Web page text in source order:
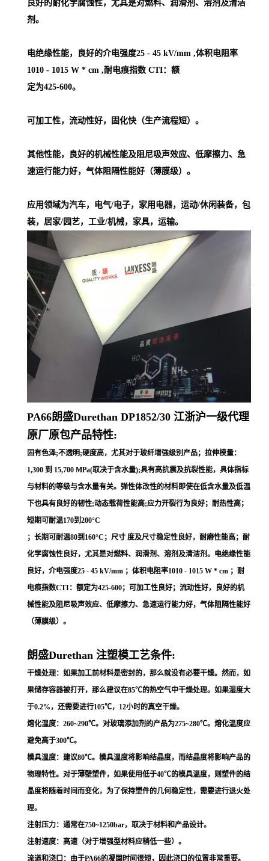
良好的耐化学腐蚀性，尤其是对燃料、润滑剂、溶剂及清洁
剂。
电绝缘性能，良好的介电强度25 - 45 kV/mm ,体积电阻率
1010 - 1015 W * cm ,耐电痕指数 CTI：额
定为425-600。
可加工性，流动性好，固化快（生产流程短）。
其他性能，良好的机械性能及阻尼吸声效应、低摩擦力、急
速运行能力好，气体阻隔性能好（薄膜级）。
应用领域为汽车，电气/电子，家用电器，运动/休闲装备，包
装，居家/园艺，工业/机械，家具，运输。
PA66朗盛Durethan DP1852/30 江浙沪一级代理
原厂原包产品特性:
固有色泽;不透明;硬度高，尤其对于玻纤增強级别产品；拉伸模量：
1,300 到 15,700 MPa(取决于含水量);具有高抗震及抗裂性能，具体指标
与材料的等级与含水量有关。弹性体改性的材料即使在低含水量及低温
下也具有良好的韧性;动态载荷性能高;应力开裂行为良好；耐热性高；
短期可耐温170到200°C
；长期可耐温80到160°C；尺寸 度及尺寸稳定性良好，耐磨性能高；耐
化学腐蚀性良好，尤其是对燃料、润滑剂、溶剂及清洁剂。电绝缘性能
良好，介电强度25 - 45 kV/mm ；体积电阻率1010 - 1015 W * cm ；耐
电痕指数CTI：额定为425-600；可加工性良好；流动性好，良好的机
械性能及阻尼吸声效应、低摩擦力、急速运行能力好，气体阻隔性能好
（薄膜级）。
朗盛Durethan 注塑模工艺条件:
干燥处理：如果加工前材料是密封的，那么就没有必要干燥。然而，如
果储存容器被打开，那么建议在85℃的热空气中干燥处理。如果湿度大
于0.2%，还需要进行105℃，12小时的真空干燥。
熔化温度：260~290℃。对玻璃添加剂的产品为275~280℃。熔化温度应
避免高于300℃。
模具温度：建议80℃。模具温度将影响结晶度，而结晶度将影响产品的
物理特性。对于薄壁塑件，如果使用低于40℃的模具温度，则塑件的结
晶度将随着时间而变化，为了保持塑件的几何稳定性，需要进行退火处
理。
注射压力：通常在750~1250bar，取决于材料和产品设计。
注射速度：高速（对于增强型材料应稍低一些）。
流道和浇口：由于PA66的凝固时间很短，因此浇口的位置非常重要。